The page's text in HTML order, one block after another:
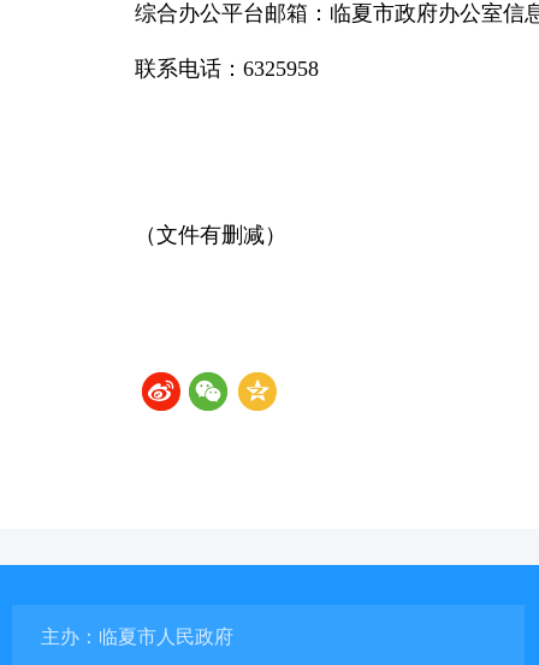
综合办公平台邮箱：临夏市政府办公室信
联系电话：6325958
（文件有删减）
主办：临夏市人民政府